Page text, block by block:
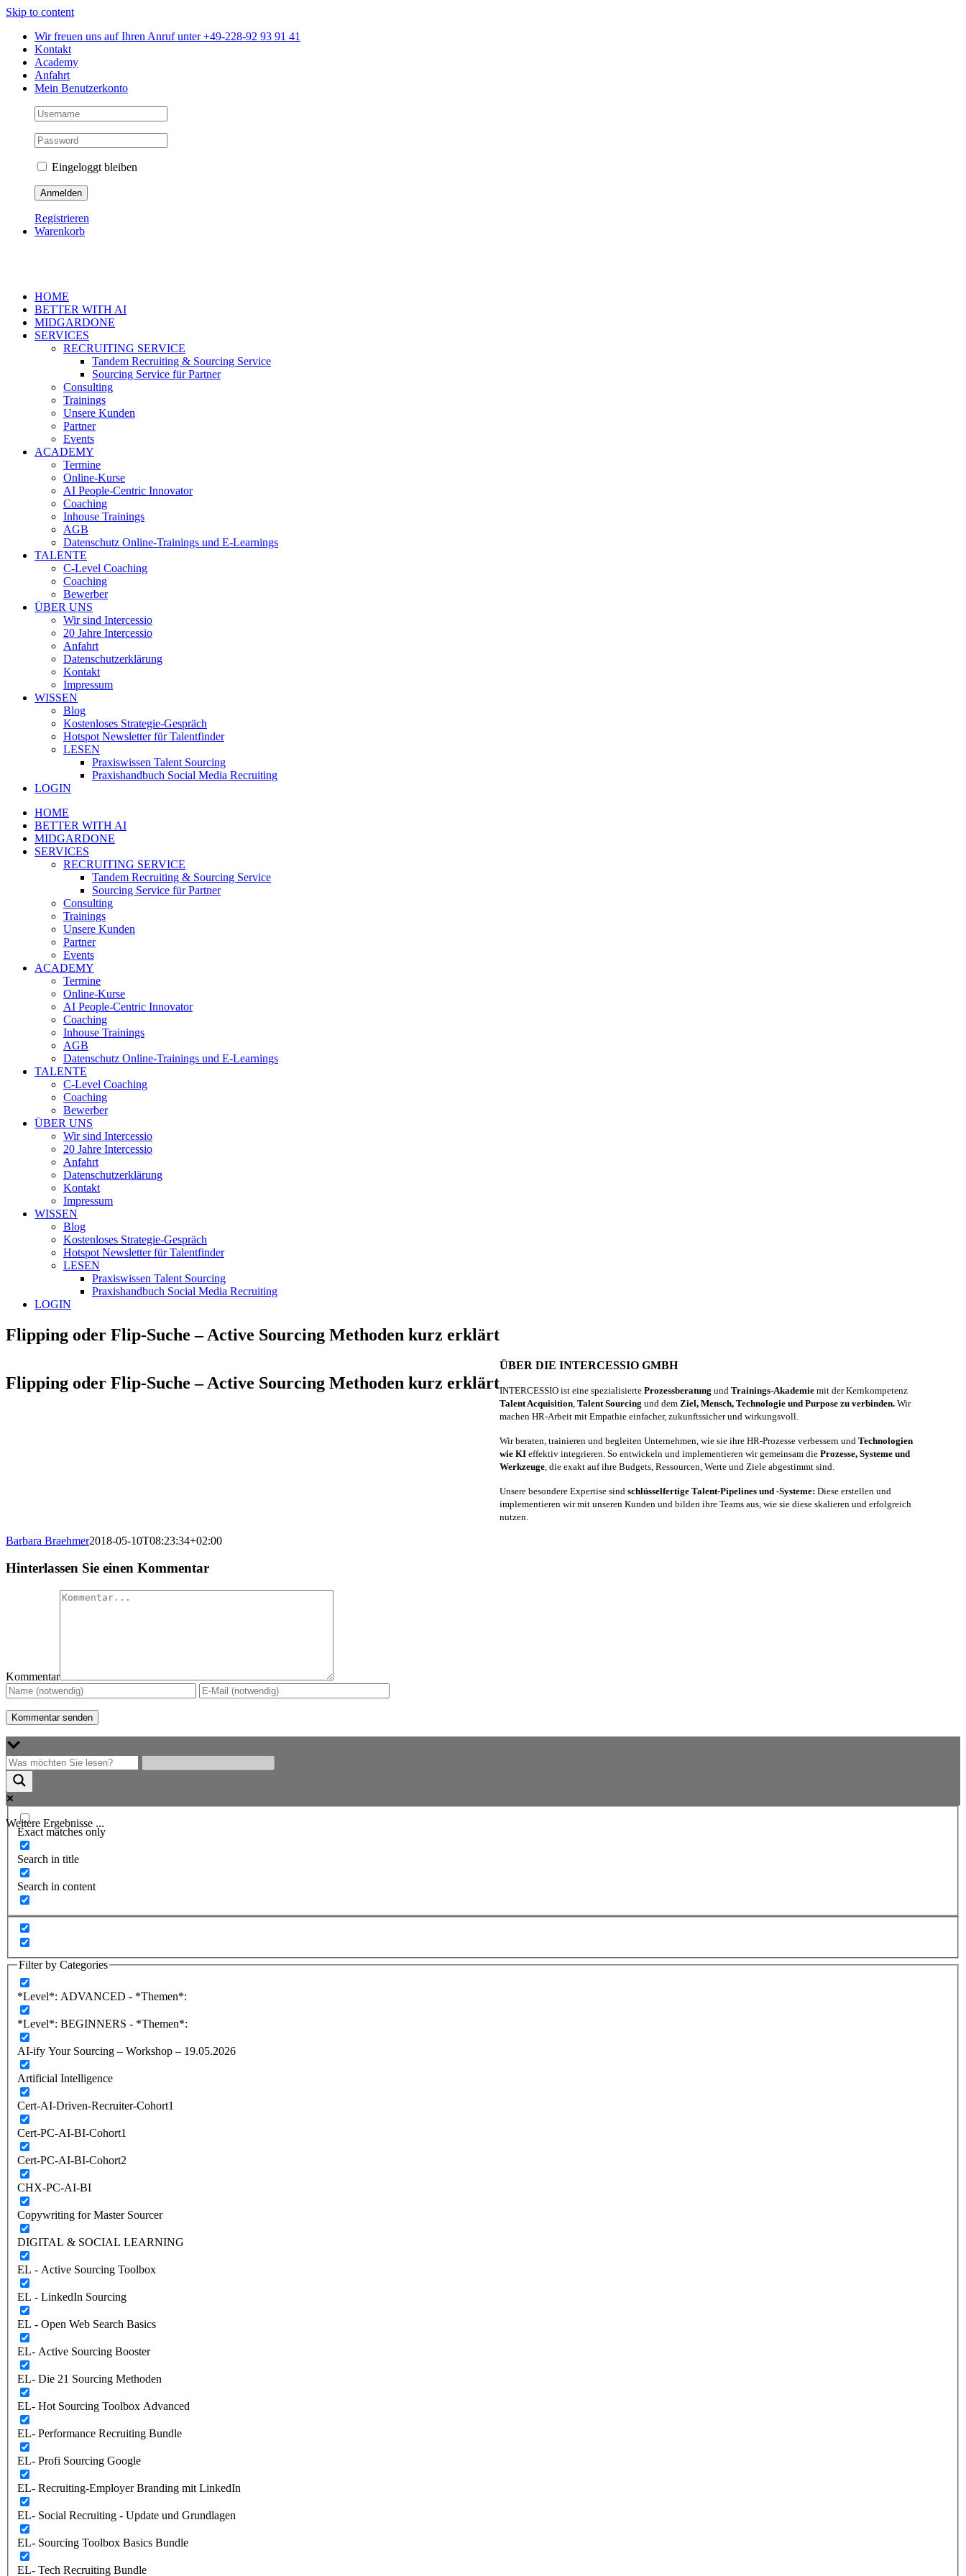
Skip to content
Wir freuen uns auf Ihren Anruf unter +49-228-92 93 91 41
Kontakt
Academy
Anfahrt
Mein Benutzerkonto
Eingeloggt bleiben
Registrieren
Warenkorb
HOME
BETTER WITH AI
MIDGARDONE
SERVICES
RECRUITING SERVICE
Tandem Recruiting & Sourcing Service
Sourcing Service für Partner
Consulting
Trainings
Unsere Kunden
Partner
Events
ACADEMY
Termine
Online-Kurse
AI People-Centric Innovator
Coaching
Inhouse Trainings
AGB
Datenschutz Online-Trainings und E-Learnings
TALENTE
C-Level Coaching
Coaching
Bewerber
ÜBER UNS
Wir sind Intercessio
20 Jahre Intercessio
Anfahrt
Datenschutzerklärung
Kontakt
Impressum
WISSEN
Blog
Kostenloses Strategie-Gespräch
Hotspot Newsletter für Talentfinder
LESEN
Praxiswissen Talent Sourcing
Praxishandbuch Social Media Recruiting
LOGIN
HOME
BETTER WITH AI
MIDGARDONE
SERVICES
RECRUITING SERVICE
Tandem Recruiting & Sourcing Service
Sourcing Service für Partner
Consulting
Trainings
Unsere Kunden
Partner
Events
ACADEMY
Termine
Online-Kurse
AI People-Centric Innovator
Coaching
Inhouse Trainings
AGB
Datenschutz Online-Trainings und E-Learnings
TALENTE
C-Level Coaching
Coaching
Bewerber
ÜBER UNS
Wir sind Intercessio
20 Jahre Intercessio
Anfahrt
Datenschutzerklärung
Kontakt
Impressum
WISSEN
Blog
Kostenloses Strategie-Gespräch
Hotspot Newsletter für Talentfinder
LESEN
Praxiswissen Talent Sourcing
Praxishandbuch Social Media Recruiting
LOGIN
Flipping oder Flip-Suche – Active Sourcing Methoden kurz erklärt
Flipping oder Flip-Suche – Active Sourcing Methoden kurz erklärt
Barbara Braehmer2018-05-10T08:23:34+02:00
Hinterlassen Sie einen Kommentar
Kommentar
Weitere Ergebnisse ...
Exact matches only
Search in title
Search in content
Filter by Categories
*Level*: ADVANCED - *Themen*:
*Level*: BEGINNERS - *Themen*:
AI-ify Your Sourcing – Workshop – 19.05.2026
Artificial Intelligence
Cert-AI-Driven-Recruiter-Cohort1
Cert-PC-AI-BI-Cohort1
Cert-PC-AI-BI-Cohort2
CHX-PC-AI-BI
Copywriting for Master Sourcer
DIGITAL & SOCIAL LEARNING
EL - Active Sourcing Toolbox
EL - LinkedIn Sourcing
EL - Open Web Search Basics
EL- Active Sourcing Booster
EL- Die 21 Sourcing Methoden
EL- Hot Sourcing Toolbox Advanced
EL- Performance Recruiting Bundle
EL- Profi Sourcing Google
EL- Recruiting-Employer Branding mit LinkedIn
EL- Social Recruiting - Update und Grundlagen
EL- Sourcing Toolbox Basics Bundle
EL- Tech Recruiting Bundle
ÜBER DIE INTERCESSIO GMBH
INTERCESSIO ist eine spezialisierte Prozessberatung und Trainings-Akademie mit der Kernkompetenz
Talent Acquisition Talent Sourcing und dem Ziel, Mensch, Technologie und Purpose zu verbinden. Wir
machen HR-Arbeit mit Empathie einfacher, zukunftssicher und wirkungsvoll.
Wir beraten, trainieren und begleiten Unternehmen, wie sie ihre HR-Prozesse verbessern und Technologien
wie KI effektiv integrieren. So entwickeln und implementieren wir gemeinsam die Prozesse, Systeme und
Werkzeuge , die exakt auf ihre Budgets, Ressourcen, Werte und Ziele abgestimmt sind.
Unsere besondere Expertise sind schlüsselfertige Talent-Pipelines und -Systeme: Diese erstellen und
implementieren wir mit unseren Kunden und bilden ihre Teams aus, wie sie diese skalieren und erfolgreich
nutzen.